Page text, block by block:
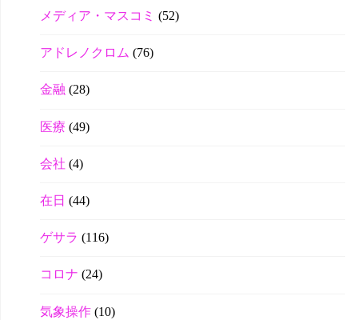
メディア・マスコミ (52)
アドレノクロム (76)
金融 (28)
医療 (49)
会社 (4)
在日 (44)
ゲサラ (116)
コロナ (24)
気象操作(10)